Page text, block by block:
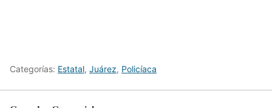
Categorías: Estatal, Juárez, Policíaca